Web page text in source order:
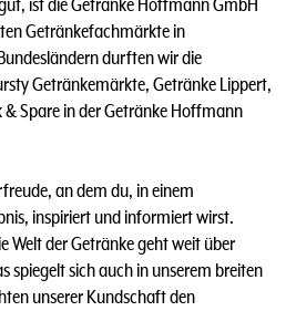
ist die Getränke Hoffmann GmbH
Getränkefachmärkte in
durften wir die
Getränkemärkte, Getränke Lippert,
& Spare in der Getränke Hoffmann
an dem du, in einem
inspiriert und informiert wirst.
Welt der Getränke geht weit über
spiegelt sich auch in unserem breiten
unserer Kundschaft den